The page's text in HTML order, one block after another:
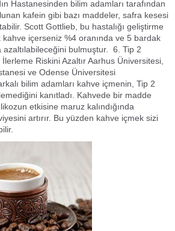
Hastanesinden bilim adamları tarafından
kafein gibi bazı maddeler, safra kesesi
Scott Gottlieb, bu hastalığı geliştirme
içerseniz %4 oranında ve 5 bardak
azaltılabileceğini bulmuştur. 6. Tip 2
İlerleme Riskini Azaltır Aarhus Üniversitesi,
ve Odense Üniversitesi
bilim adamları kahve içmenin, Tip 2
kanıtladı. Kahvede bir madde
etkisine maruz kalındığında
artırır. Bu yüzden kahve içmek sizi